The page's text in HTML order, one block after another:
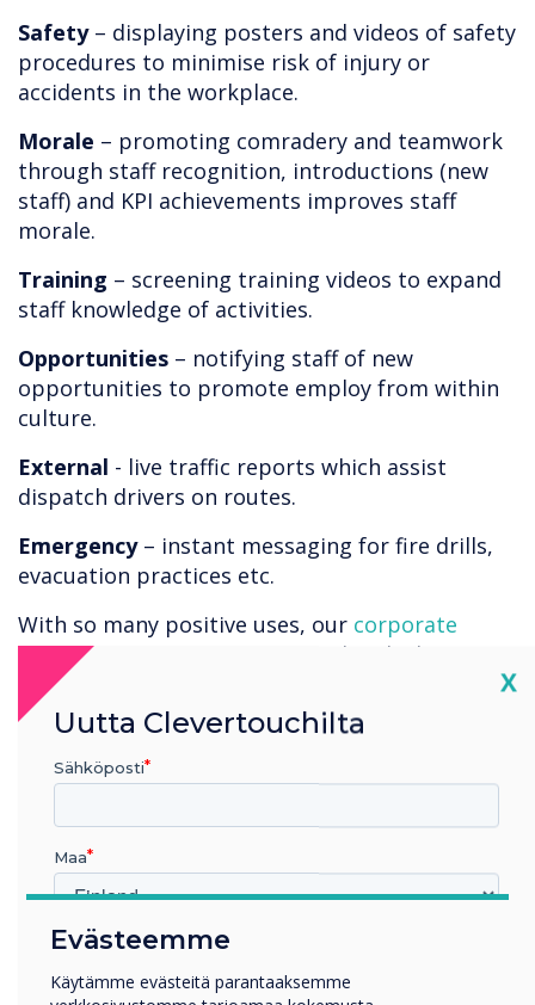
Safety– displaying posters and videos of safety
procedures to minimise risk of injury or
accidents in the workplace.
Morale – promoting comradery and teamwork
through staff recognition, introductions (new
staff) and KPI achievements improves staff
morale.
Training – screening training videos to expand
staff knowledge of activities.
Opportunities – notifying staff of new
opportunities to promote employ from within
culture.
External - live traffic reports which assist
dispatch drivers on routes.
Emergency– instant messaging for fire drills,
evacuation practices etc.
With so many positive uses, our corporate
digital signage solutions
offer the ideal
technology to improve communications within
the dispatch environment.
Evästeemme
Käytämme evästeitä parantaaksemme
X
Uutta Clevertouchilta
Sähköposti
Maa
Millä toimialalla työskentelet
Koulutus